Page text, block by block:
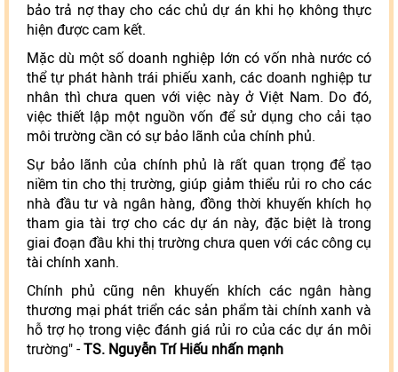
bảo trả nợ thay cho các chủ dự án khi họ không thực
hiện được cam kết.
Mặc dù một số doanh nghiệp lớn có vốn nhà nước có
thể tự phát hành trái phiếu xanh, các doanh nghiệp tư
nhân thì chưa quen với việc này ở Việt Nam. Do đó,
việc thiết lập một nguồn vốn để sử dụng cho cải tạo
môi trường cần có sự bảo lãnh của chính phủ.
Sự bảo lãnh của chính phủ là rất quan trọng để tạo
niềm tin cho thị trường, giúp giảm thiểu rủi ro cho các
nhà đầu tư và ngân hàng, đồng thời khuyến khích họ
tham gia tài trợ cho các dự án này, đặc biệt là trong
giai đoạn đầu khi thị trường chưa quen với các công cụ
tài chính xanh.
Chính phủ cũng nên khuyến khích các ngân hàng
thương mại phát triển các sản phẩm tài chính xanh và
hỗ trợ họ trong việc đánh giá rủi ro của các dự án môi
trường" -TS. Nguyễn Trí Hiếu nhấn mạnh